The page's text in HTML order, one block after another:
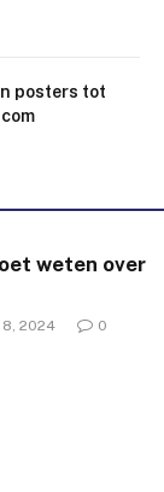
posters tot
weten over
2024 0